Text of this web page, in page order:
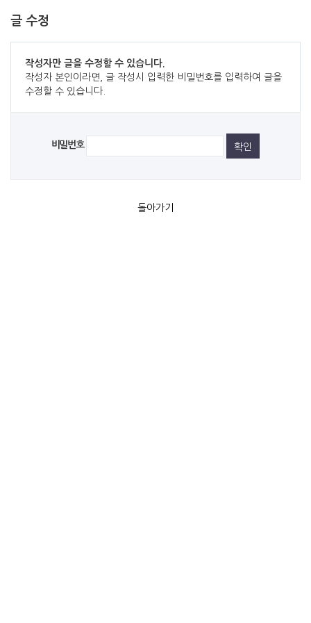
글 수정
작성자만 글을 수정할 수 있습니다.
작성자 본인이라면, 글 작성시 입력한 비밀번호를 입력하여 글을
수정할 수 있습니다.
비밀번호
돌아가기